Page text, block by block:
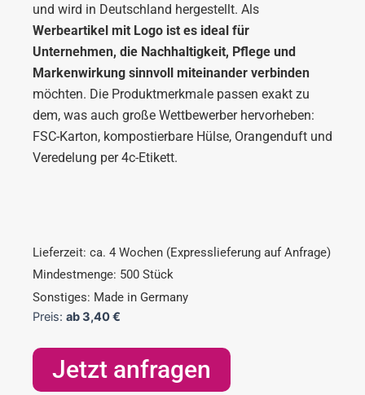
und wird in Deutschland hergestellt. Als
Werbeartikel mit Logo ist es ideal für
Unternehmen, die Nachhaltigkeit, Pflege und
Markenwirkung sinnvoll miteinander verbinden
möchten. Die Produktmerkmale passen exakt zu
dem, was auch große Wettbewerber hervorheben:
FSC-Karton, kompostierbare Hülse, Orangenduft und
Veredelung per 4c-Etikett.
Lieferzeit: ca. 4 Wochen (Expresslieferung auf Anfrage)
Mindestmenge: 500 Stück
Sonstiges: Made in Germany
Preis: ab3,40€
Jetzt anfragen